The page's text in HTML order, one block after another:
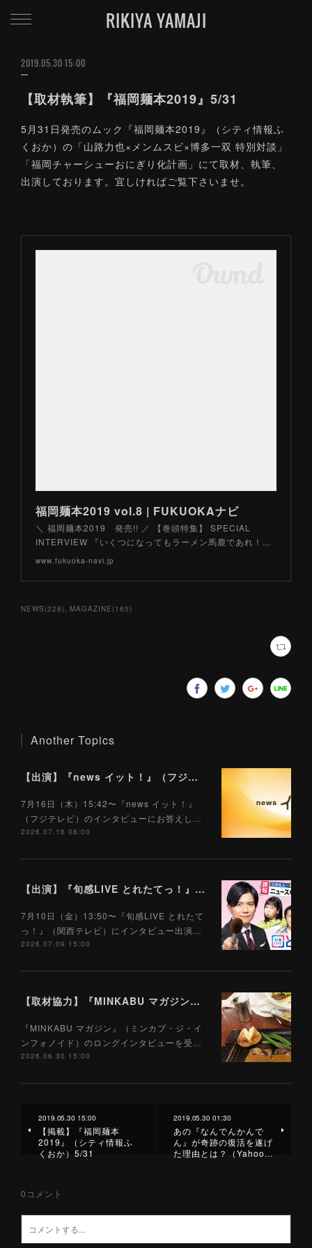
RIKIYA YAMAJI
2019.05.30 15:00
【取材執筆】『福岡麺本2019』5/31
5月31日発売のムック『福岡麺本2019』（シティ情報ふ
くおか）の「山路力也×メンムスビ×博多一双 特別対談」
「福岡チャーシューおにぎり化計画」にて取材、執筆、
出演しております。宜しければご覧下さいませ。
福岡麺本2019 vol.8 | FUKUOKAナビ
＼ 福岡麺本2019 発売!! ／ 【巻頭特集】 SPECIAL
INTERVIEW 『いくつになってもラーメン馬鹿であれ！…
www.fukuoka-navi.jp
NEWS (228) MAGAZINE (165)
Another Topics
【出演】『news イット！』（フジテレビ）7/16
7月16日（木）15:42〜『news イット！』
（フジテレビ）のインタビューにお答えし…
2026.07.16 06:00
【出演】『旬感LIVE とれたてっ！』（関西テレビ）7/10
7月10日（金）13:50〜『旬感LIVE とれたて
っ！』（関西テレビ）にインタビュー出演…
2026.07.09 15:00
【取材協力】『MINKABU マガジン』（ミンカブ・ジ・インフォノイド）7/1
『MINKABU マガジン』（ミンカブ・ジ・イ
ンフォノイド）のロングインタビューを受…
2026.06.30 15:00
2019.05.30 15:00
【掲載】『福岡麺本
2019』（シティ情報ふ
くおか）5/31
2019.05.30 01:30
あの『なんでんかんで
ん』が奇跡の復活を遂げ
た理由とは？（Yahoo…
0 コメント